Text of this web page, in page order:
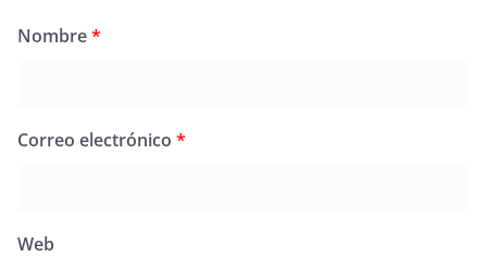
Nombre*
Correo electrónico *
Web